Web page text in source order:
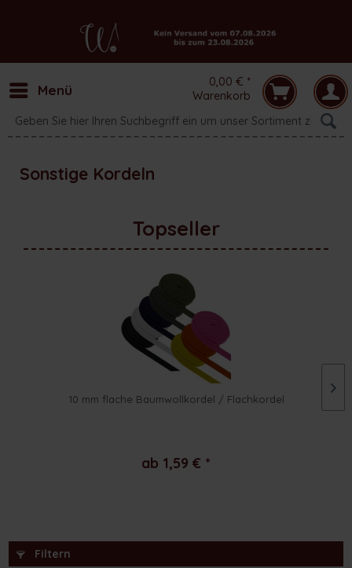
Menü
0,00 € *
Warenkorb
Sonstige Kordeln
Topseller
10 mm flache Baumwollkordel / Flachkordel
ab 1,59 € *
Filtern